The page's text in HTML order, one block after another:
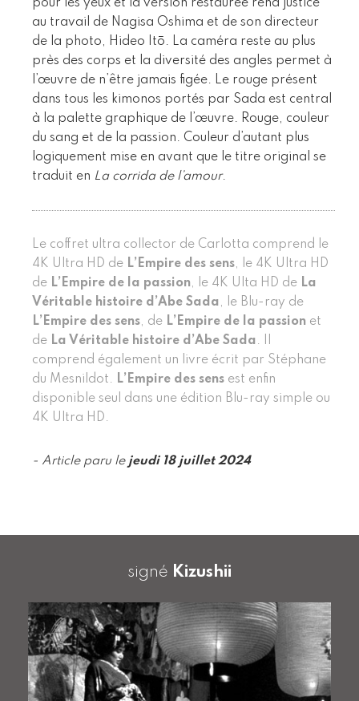
pour les yeux et la version restaurée rend justice
au travail de Nagisa Oshima et de son directeur
de la photo, Hideo Itō. La caméra reste au plus
près des corps et la diversité des angles permet à
l’œuvre de n’être jamais figée. Le rouge présent
dans tous les kimonos portés par Sada est central
à la palette graphique de l’œuvre. Rouge, couleur
du sang et de la passion. Couleur d’autant plus
logiquement mise en avant que le titre original se
traduit en La corrida de l’amour.
Le coffret ultra collector de Carlotta comprend le
4K Ultra HD de L’Empire des sens, le 4K Ultra HD
de L’Empire de la passion, le 4K Ulta HD de La
Véritable histoire d’Abe Sada, le Blu-ray de
L’Empire des sens, de L’Empire de la passion et
de La Véritable histoire d’Abe Sada. Il
comprend également un livre écrit par Stéphane
du Mesnildot. L’Empire des sens est enfin
disponible seul dans une édition Blu-ray simple ou
4K Ultra HD.
- Article paru le jeudi 18 juillet 2024
signé Kizushii